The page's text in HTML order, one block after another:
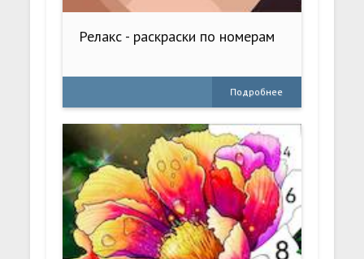
Релакс - раскраски по номерам
Подробнее